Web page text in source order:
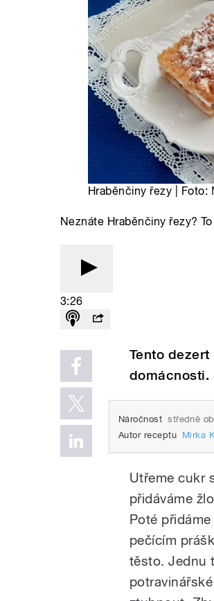
Hraběnčiny řezy | Foto:
Neznáte Hraběnčiny řezy?
3:26
Tento
domácnosti.
Náročnost středně
Autor receptu Mirka
Utřeme cukr
přidáváme
Poté
pečícím
těsto. Jednu